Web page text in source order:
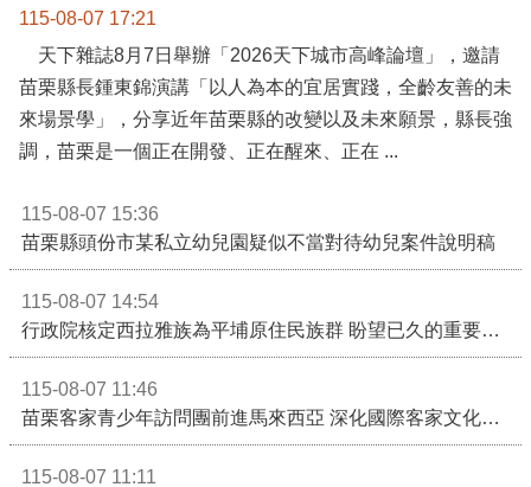
115-08-07 17:21
天下雜誌8月7日舉辦「2026天下城市高峰論壇」，邀請
苗栗縣長鍾東錦演講「以人為本的宜居實踐，全齡友善的未
來場景學」，分享近年苗栗縣的改變以及未來願景，縣長強
調，苗栗是一個正在開發、正在醒來、正在 ...
115-08-07 15:36
苗栗縣頭份市某私立幼兒園疑似不當對待幼兒案件說明稿
115-08-07 14:54
行政院核定西拉雅族為平埔原住民族群 盼望已久的重要時刻到來！8月13日起受理民族成員名冊登記
115-08-07 11:46
苗栗客家青少年訪問團前進馬來西亞 深化國際客家文化交流
115-08-07 11:11